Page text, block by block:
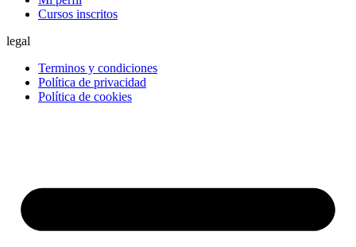
Cursos inscritos
legal
Terminos y condiciones
Política de privacidad
Política de cookies